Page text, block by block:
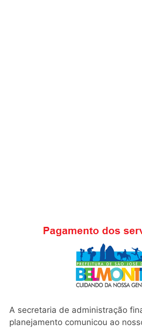
A secretaria de administração
planejamento comunicou ao